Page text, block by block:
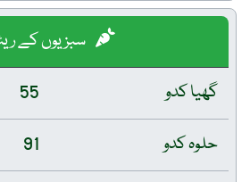
سبزیوں کے
گھیا کدو
55
حلوہ کدو
91